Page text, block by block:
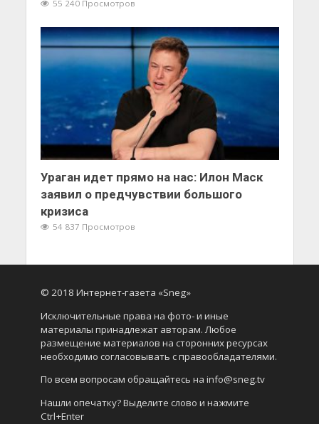
55 240 Просмотров
Ураган идет прямо на нас: Илон Маск
заявил о предчувствии большого
кризиса
54 837 Просмотров
© 2018 Интернет-газета «Sneg»
Исключительные права на фото- и иные
материалы принадлежат авторам. Любое
размещение материалов на сторонних ресурсах
необходимо согласовывать с правообладателями.
По всем вопросам обращайтесь на info@sneg.tv
Нашли опечатку? Выделите слово и нажмите
Ctrl+Enter